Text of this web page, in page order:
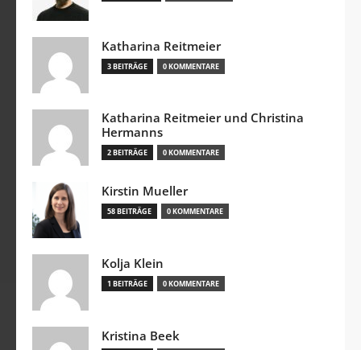
Katharina Reitmeier
3 BEITRÄGE 0 KOMMENTARE
Katharina Reitmeier und Christina
Hermanns
2 BEITRÄGE 0 KOMMENTARE
Kirstin Mueller
58 BEITRÄGE 0 KOMMENTARE
Kolja Klein
1 BEITRÄGE 0 KOMMENTARE
Kristina Beek